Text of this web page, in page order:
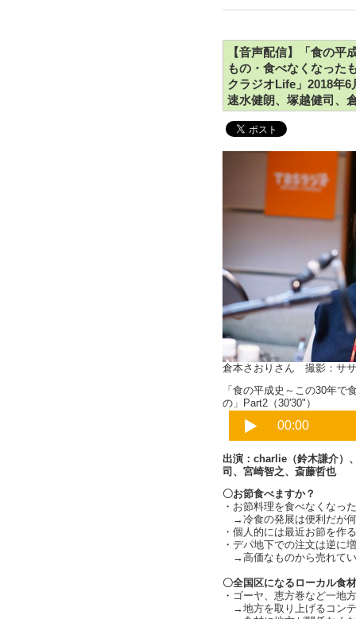
【音声配信】「食の平
もの・食べなくなった
クラジオLife」2018年
速水健朗、塚越健司、
倉本さおりさん 撮影：サ
「食の平成史～この30年で
の」Part2（30'30"）
出演：charlie（鈴木謙介）
司、宮崎智之、斎藤哲也
〇お節食べますか？
・お節料理を食べなくなっ
→冷食の発展は便利だが
・個人的には最近お節を作
・デパ地下での注文は逆に
→高価なものから売れて
〇全国区になるローカル食材
・ゴーヤ、恵方巻など一地
→地方を取り上げるコン